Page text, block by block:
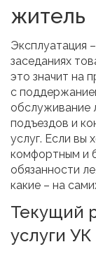
житель
Эксплуатация
заседаниях
это значит на
с
обслуживание
подъездов и
услуг. Если вы
комфортным и
обязанности
какие – на
Текущий
услуги УК